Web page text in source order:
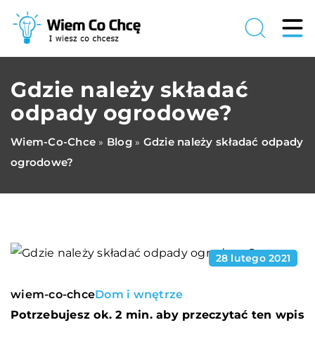
Gdzie należy składać
odpady ogrodowe?
Wiem-Co-Chce » Blog» Gdzie należy składać odpady
ogrodowe?
28 lutego 2021
wiem-co-chceDom i wnętrze
Potrzebujesz ok. 2 min. aby przeczytać ten wpis